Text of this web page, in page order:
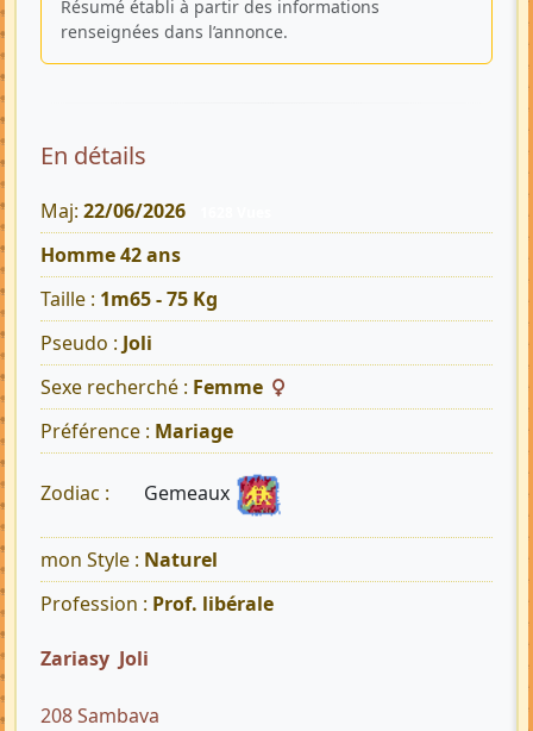
Résumé établi à partir des informations
renseignées dans l’annonce.
En détails
Maj: 22/06/2026
Homme 42 ans
Taille : 1m65 - 75 Kg
Pseudo : Joli
Sexe recherché : Femme
Préférence : Mariage
Zodiac : Gemeaux
mon Style : Naturel
Profession : Prof. libérale
Zariasy Joli
208 Sambava